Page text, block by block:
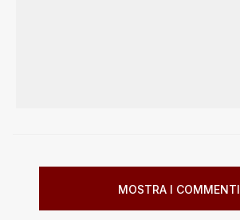
MOSTRA I COMMENTI